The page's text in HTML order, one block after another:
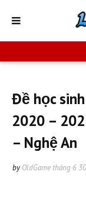
Đề học
2020 –
– Nghệ An
by OldGame tháng 6